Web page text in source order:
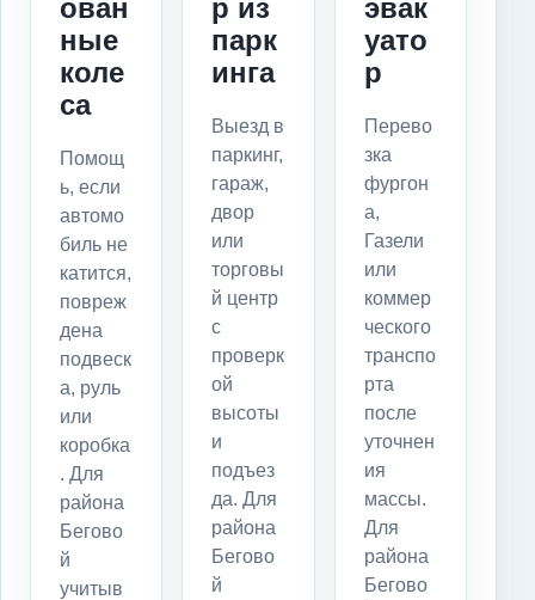
ован
ные
коле
са
Помощ
ь, если
автомо
биль не
катится,
повреж
дена
подвеск
а, руль
или
коробка
. Для
района
Бегово
й
учитыв
р из
парк
инга
Выезд в
паркинг,
гараж,
двор
или
торговы
й центр
с
проверк
ой
высоты
и
подъез
да. Для
района
Бегово
й
эвак
уато
р
Перево
зка
фургон
а,
Газели
или
коммер
ческого
транспо
рта
после
уточнен
ия
массы.
Для
района
Бегово